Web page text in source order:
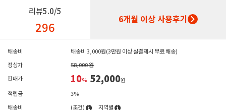
리뷰5.0/5
296 6개월 이상 사용후기
배송비
배송비 3,000원(3만원 이상 실결제시 무료 배송)
정상가
58,000 원
판매가
10% 52,000원
적립금
3%
배송비
(조건) 지역별